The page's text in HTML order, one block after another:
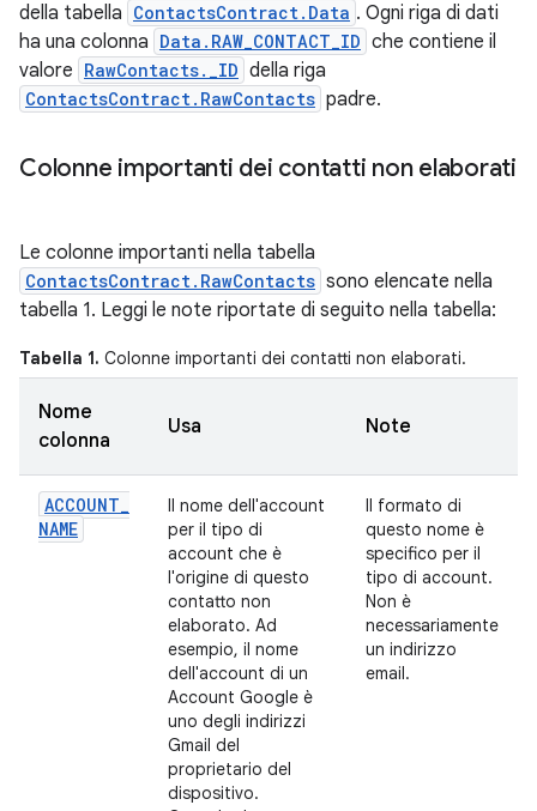
della tabella ContactsContract.Data . Ogni riga di dati
ha una colonna Data.RAW_CONTACT_ID che contiene il
valore RawContacts._ID della riga
ContactsContract.RawContacts padre.
Colonne importanti dei contatti non elaborati
Le colonne importanti nella tabella
ContactsContract.RawContacts sono elencate nella
tabella 1. Leggi le note riportate di seguito nella tabella:
Tabella 1. Colonne importanti dei contatti non elaborati.
Nome
colonna
Usa Note
ACCOUNT_
NAME
Il nome dell'account
per il tipo di
account che è
l'origine di questo
contatto non
elaborato. Ad
esempio, il nome
dell'account di un
Account Google è
uno degli indirizzi
Gmail del
proprietario del
dispositivo.
Il formato di
questo nome è
specifico per il
tipo di account.
Non è
necessariamente
un indirizzo
email.